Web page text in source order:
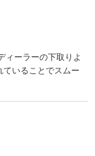
ィーラーの下取りよ
ていることでスムー